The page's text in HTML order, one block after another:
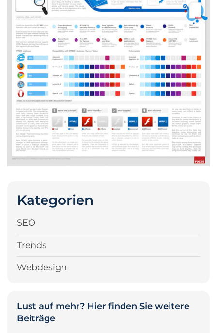
Kategorien
SEO
Trends
Webdesign
Lust auf mehr? Hier finden Sie weitere
Beiträge